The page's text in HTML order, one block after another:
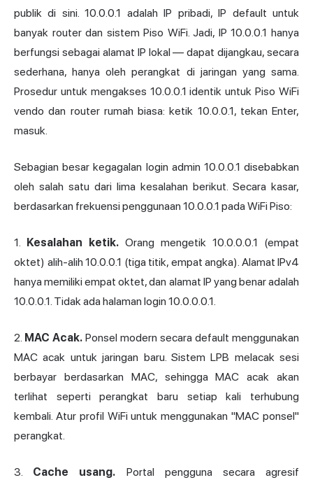
publik di sini. 10.0.0.1 adalah IP pribadi, IP default untuk
banyak router dan sistem Piso WiFi. Jadi, IP 10.0.0.1 hanya
berfungsi sebagai alamat IP lokal — dapat dijangkau, secara
sederhana, hanya oleh perangkat di jaringan yang sama.
Prosedur untuk mengakses 10.0.0.1 identik untuk Piso WiFi
vendo dan router rumah biasa: ketik 10.0.0.1, tekan Enter,
masuk.
Sebagian besar kegagalan login admin 10.0.0.1 disebabkan
oleh salah satu dari lima kesalahan berikut. Secara kasar,
berdasarkan frekuensi penggunaan 10.0.0.1 pada WiFi Piso:
1. Kesalahan ketik. Orang mengetik 10.0.0.0.1 (empat
oktet) alih-alih 10.0.0.1 (tiga titik, empat angka). Alamat IPv4
hanya memiliki empat oktet, dan alamat IP yang benar adalah
10.0.0.1. Tidak ada halaman login 10.0.0.0.1.
2. MAC Acak. Ponsel modern secara default menggunakan
MAC acak untuk jaringan baru. Sistem LPB melacak sesi
berbayar berdasarkan MAC, sehingga MAC acak akan
terlihat seperti perangkat baru setiap kali terhubung
kembali. Atur profil WiFi untuk menggunakan "MAC ponsel"
perangkat.
3. Cache usang. Portal pengguna secara agresif